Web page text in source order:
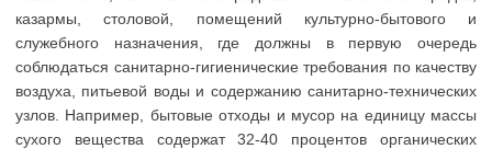
казармы, столовой, помещений культурно-бытового и
служебного назначения, где должны в первую очередь
соблюдаться санитарно-гигиенические требования по качеству
воздуха, питьевой воды и содержанию санитарно-технических
узлов. Например, бытовые отходы и мусор на единицу массы
сухого вещества содержат 32-40 процентов органических